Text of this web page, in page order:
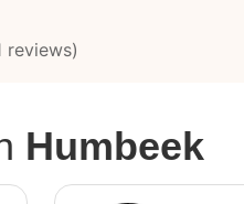
reviews)
Humbeek